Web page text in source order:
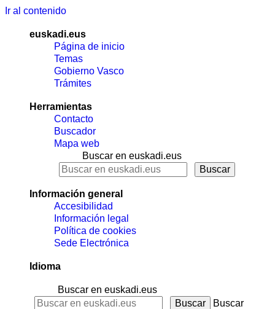
Ir al contenido
euskadi.eus
Página de inicio
Temas
Gobierno Vasco
Trámites
Herramientas
Contacto
Buscador
Mapa web
Buscar en euskadi.eus
Información general
Accesibilidad
Información legal
Política de cookies
Sede Electrónica
Idioma
Buscar en euskadi.eus
Buscar